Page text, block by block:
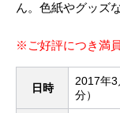
ん。色紙やグッズ
※ご好評につき満
日時
2017年
分）